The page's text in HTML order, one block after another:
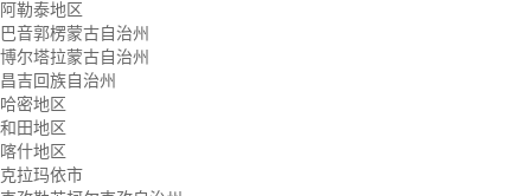
阿勒泰地区
巴音郭楞蒙古自治州
博尔塔拉蒙古自治州
昌吉回族自治州
哈密地区
和田地区
喀什地区
克拉玛依市